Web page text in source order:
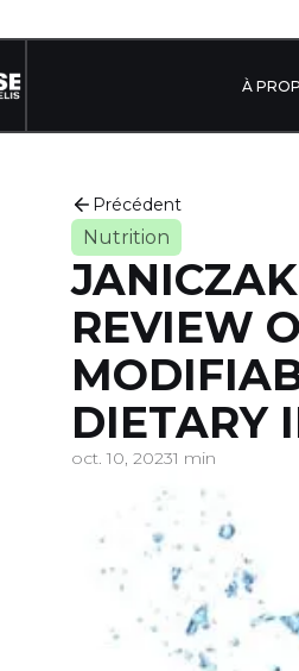
À
Précédent
Nutrition
REVIEW
DIETARY
oct. 10, 20231 min